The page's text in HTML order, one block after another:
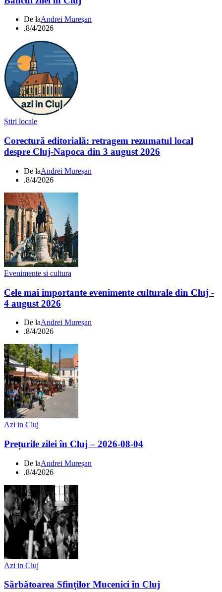
De laAndrei Mureșan
.8/4/2026
Știri locale
Corectură editorială: retragem rezumatul local
despre Cluj-Napoca din 3 august 2026
De laAndrei Mureșan
.8/4/2026
Evenimente si cultura
Cele mai importante evenimente culturale din Cluj -
4 august 2026
De laAndrei Mureșan
.8/4/2026
Azi in Cluj
Prețurile zilei în Cluj – 2026-08-04
De laAndrei Mureșan
.8/4/2026
Azi in Cluj
Sărbătoarea Sfinților Mucenici în Cluj